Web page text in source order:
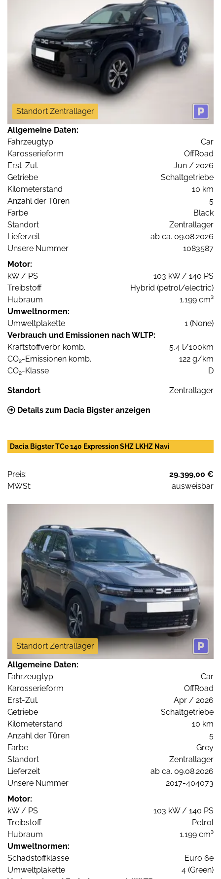
Standort Zentrallager
Allgemeine Daten:
Fahrzeugtyp
Car
Karosserieform
OffRoad
Erst-Zul.
Jun / 2026
Getriebe
Schaltgetriebe
Kilometerstand
10 km
Anzahl der Türen
5
Farbe
Black
Standort
Zentrallager
Lieferzeit
ab ca. 09.08.2026
Unsere Nummer
1083587
Motor:
kW / PS
103 kW / 140 PS
Treibstoff
Hybrid (petrol/electric)
Hubraum
1.199 cm³
Umweltnormen:
Umweltplakette
1 (None)
Verbrauch und Emissionen nach WLTP:
Kraftstoffverbr. komb.
5,4 l/100km
CO2-Emissionen komb.
122 g/km
CO2-Klasse D
Standort Zentrallager
Details zum Dacia Bigster anzeigen
Dacia Bigster TCe 140 Expression SHZ LKHZ Navi
Preis:
29.399,00 €
MWSt:
ausweisbar
Standort Zentrallager
Allgemeine Daten:
Fahrzeugtyp
Car
Karosserieform
OffRoad
Erst-Zul.
Apr / 2026
Getriebe
Schaltgetriebe
Kilometerstand
10 km
Anzahl der Türen
5
Farbe
Grey
Standort
Zentrallager
Lieferzeit
ab ca. 09.08.2026
Unsere Nummer
2017-404073
Motor:
kW / PS
103 kW / 140 PS
Treibstoff
Petrol
Hubraum
1.199 cm³
Umweltnormen:
Schadstoffklasse
Euro 6e
Umweltplakette
4 (Green)